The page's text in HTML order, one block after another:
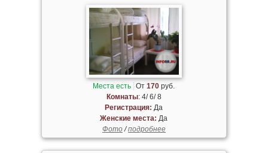
Места есть От170 руб.
Комнаты: 4/ 6/ 8
Регистрация: Да
Женские места: Да
Фото/подробнее